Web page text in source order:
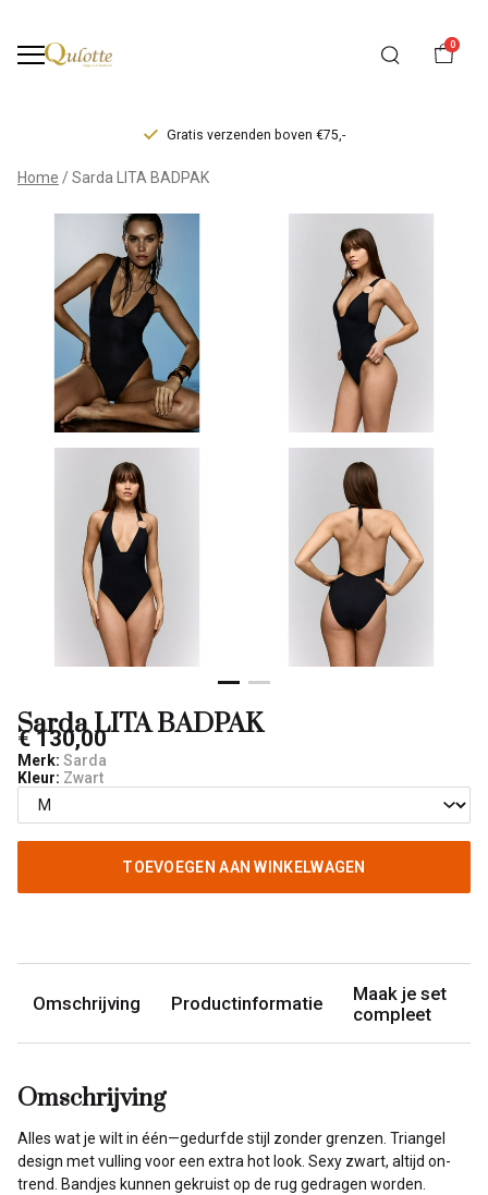
0
Gratis verzenden boven €75,-
Sarda
LITA
BADPAK
Qulotte
Home Sarda LITA BADPAK
Sarda LITA BADPAK
€ 130,00
Merk: Sarda
Kleur: Zwart
TOEVOEGEN AAN WINKELWAGEN
Omschrijving Productinformatie
Maak je set
compleet
Omschrijving
Alles wat je wilt in één—gedurfde stijl zonder grenzen. Triangel
design met vulling voor een extra hot look. Sexy zwart, altijd on-
trend. Bandjes kunnen gekruist op de rug gedragen worden.